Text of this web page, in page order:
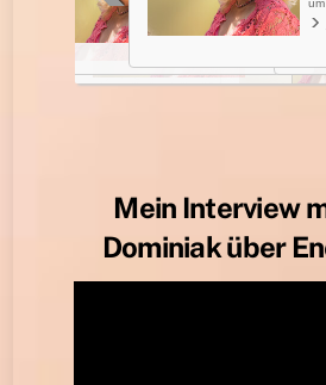
Mein Interview
Dominiak über